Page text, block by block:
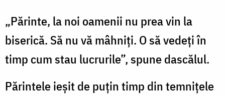
„Părinte, la noi oamenii nu prea vin la
biserică. Să nu vă mâhniți. O să vedeți în
timp cum stau lucrurile”, spune dascălul.
Părintele ieșit de puțin timp din temnițele